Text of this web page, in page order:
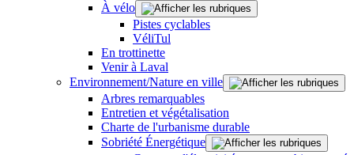
À vélo
Pistes cyclables
VéliTul
En trottinette
Venir à Laval
Environnement/Nature en ville
Arbres remarquables
Entretien et végétalisation
Charte de l'urbanisme durable
Sobriété Énergétique